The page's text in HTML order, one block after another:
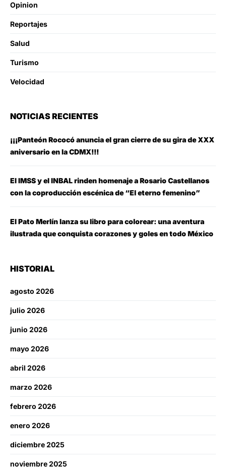
Opinion
Reportajes
Salud
Turismo
Velocidad
NOTICIAS RECIENTES
¡¡¡Panteón Rococó anuncia el gran cierre de su gira de XXX
aniversario en la CDMX!!!
El IMSS y el INBAL rinden homenaje a Rosario Castellanos
con la coproducción escénica de “El eterno femenino”
El Pato Merlín lanza su libro para colorear: una aventura
ilustrada que conquista corazones y goles en todo México
HISTORIAL
agosto 2026
julio 2026
junio 2026
mayo 2026
abril 2026
marzo 2026
febrero 2026
enero 2026
diciembre 2025
noviembre 2025